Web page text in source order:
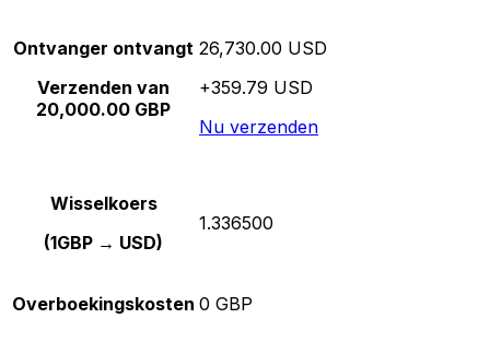
Ontvanger ontvangt
Verzenden van
20,000.00 GBP
26,730.00 USD
+359.79 USD
Nu verzenden
Wisselkoers
(1GBP → USD)
1.336500
Overboekingskosten 0 GBP